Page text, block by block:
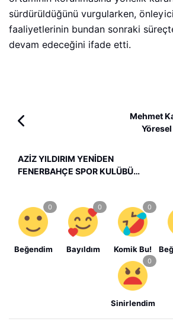
sürdürüldüğünü vurgularken,
faaliyetlerinin bundan sonraki
devam edeceğini ifade etti.
Mehmet
AZİZ YILDIRIM YENİDEN
FENERBAHÇE SPOR KULÜBÜ
Beğendim Bayıldım Komik Bu!
Sinirlendim